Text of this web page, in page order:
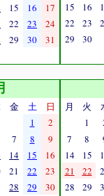
15 16
17
22 23
24
29 30 31
15
16
22
23
29
30
金 土
日
1
2
7 8
9
14 15
16
21 22
23
28 29
30
月 火
1
7
8
14
15
21
22
28
29